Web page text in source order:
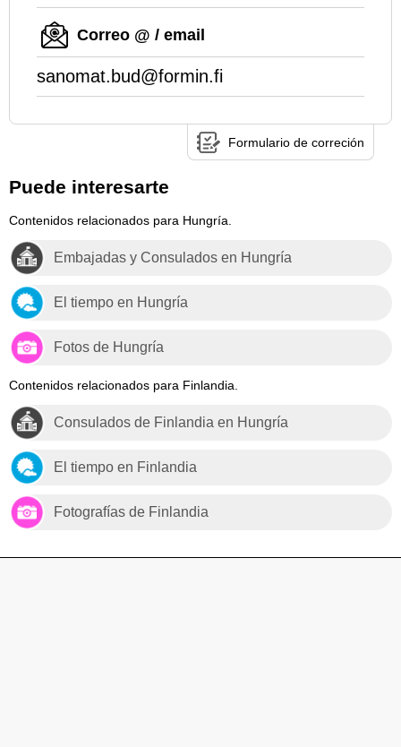
Correo @ / email
sanomat.bud@formin.fi
Formulario de correción
Puede interesarte
Contenidos relacionados para Hungría.
Embajadas y Consulados en Hungría
El tiempo en Hungría
Fotos de Hungría
Contenidos relacionados para Finlandia.
Consulados de Finlandia en Hungría
El tiempo en Finlandia
Fotografías de Finlandia